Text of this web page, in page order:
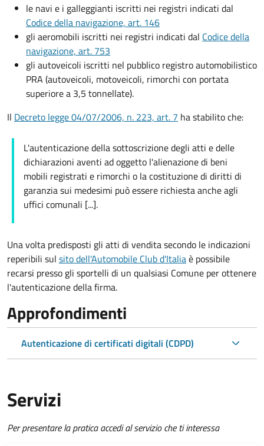
le navi e i galleggianti iscritti nei registri indicati dal
Codice della navigazione, art. 146
gli aeromobili iscritti nei registri indicati dal Codice della
navigazione, art. 753
gli autoveicoli iscritti nel pubblico registro automobilistico
PRA (autoveicoli, motoveicoli, rimorchi con portata
superiore a 3,5 tonnellate).
Il Decreto legge 04/07/2006, n. 223, art. 7 ha stabilito che:
L'autenticazione della sottoscrizione degli atti e delle
dichiarazioni aventi ad oggetto l'alienazione di beni
mobili registrati e rimorchi o la costituzione di diritti di
garanzia sui medesimi può essere richiesta anche agli
uffici comunali [...].
Una volta predisposti gli atti di vendita secondo le indicazioni
reperibili sul sito dell'Automobile Club d'Italiaè possibile
recarsi presso gli sportelli di un qualsiasi Comune per ottenere
l'autenticazione della firma.
Approfondimenti
Autenticazione di certificati digitali (CDPD)
Servizi
Per presentare la pratica accedi al servizio che ti interessa